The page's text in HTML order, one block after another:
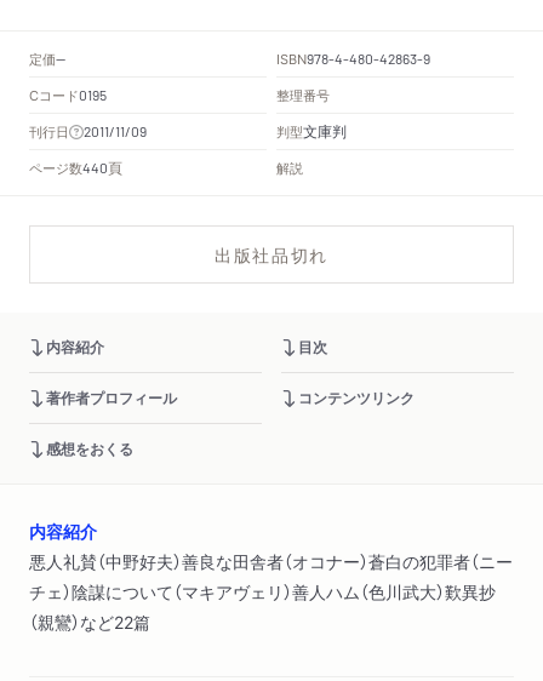
定価-- ISBN978-4-480-42863-9
Cコード0195
整理番号
刊行日
2011/11/09 判型文庫判
ページ数440頁 解説
出版社品切れ
内容紹介 目次
著作者プロフィール コンテンツリンク
感想をおくる
内容紹介
悪人礼賛（中野好夫）善良な田舎者（オコナー）蒼白の犯罪者（ニー
チェ）陰謀について（マキアヴェリ）善人ハム（色川武大）歎異抄
（親鸞）など22篇